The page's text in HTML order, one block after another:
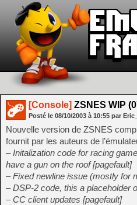
[Console] ZSNES WIP
Posté le 08/10/2003 à 10:55 par
Nouvelle version de ZSNES
fournit par les auteurs de
– Initalization code for racing
have a gun on the roof [pagefault]
– Fixed newline issue (mostly for
– DSP-2 code, this a placeholder
– CC client updates [pagefault]